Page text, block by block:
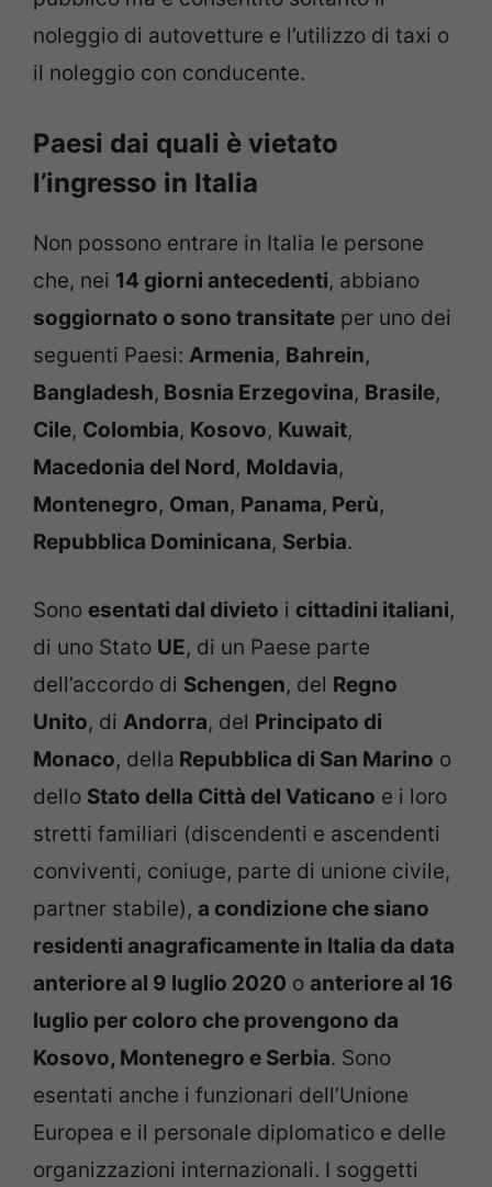
noleggio di autovetture e l’utilizzo di taxi o
il noleggio con conducente.
Paesi dai quali è vietato
l’ingresso in Italia
Non possono entrare in Italia le persone
che, nei 14 giorni antecedenti, abbiano
soggiornato o sono transitate per uno dei
seguenti Paesi: Armenia, Bahrein,
Bangladesh, Bosnia Erzegovina, Brasile,
Cile, Colombia, Kosovo, Kuwait,
Macedonia del Nord, Moldavia,
Montenegro, Oman, Panama, Perù,
Repubblica Dominicana, Serbia.
Sono esentati dal divieto i cittadini italiani,
di uno Stato UE, di un Paese parte
dell’accordo di Schengen, del Regno
Unito, di Andorra, del Principato di
Monaco, della Repubblica di San Marino o
dello Stato della Città del Vaticano e i loro
stretti familiari (discendenti e ascendenti
conviventi, coniuge, parte di unione civile,
partner stabile), a condizione che siano
residenti anagraficamente in Italia da data
anteriore al 9 luglio 2020 o anteriore al 16
luglio per coloro che provengono da
Kosovo, Montenegro e Serbia. Sono
esentati anche i funzionari dell’Unione
Europea e il personale diplomatico e delle
organizzazioni internazionali. I soggetti